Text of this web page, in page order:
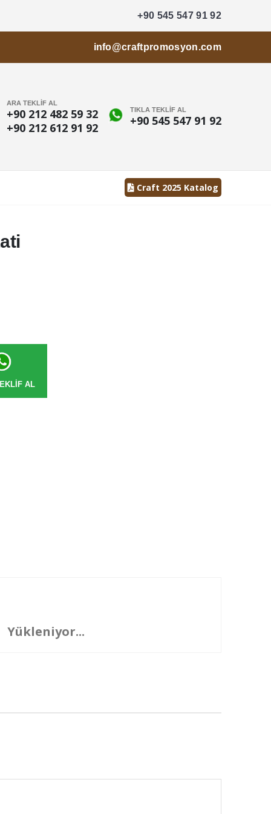
+90 545 547 91 92
info@craftpromosyon.com
ARA TEKLİF AL
+90 212 482 59 32
+90 212 612 91 92
TIKLA TEKLİF AL
+90 545 547 91 92
Craft 2025 Katalog
AL
Yükleniyor...